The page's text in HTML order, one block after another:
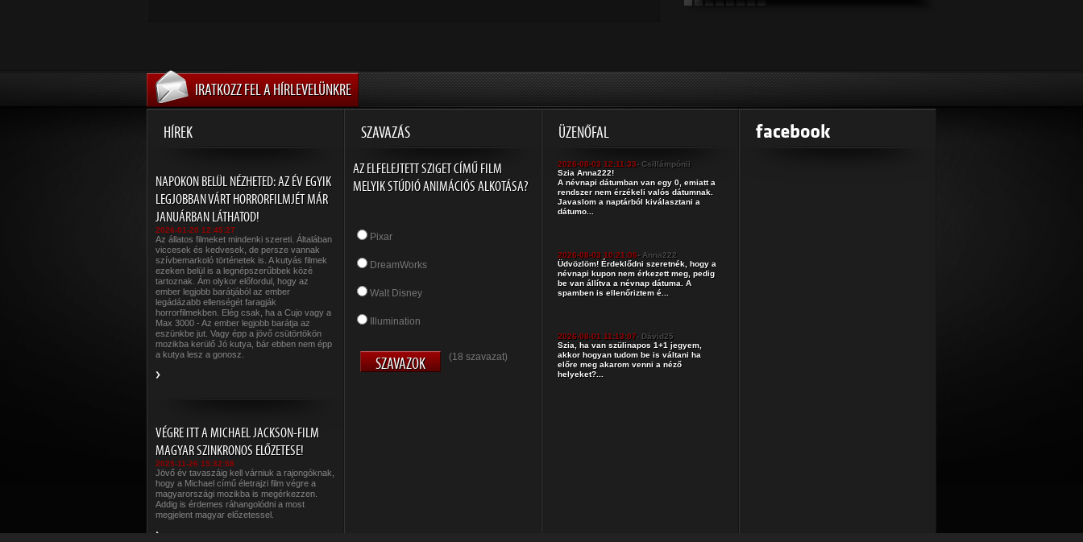
IRATKOZZ FEL A HÍRLEVELÜNKRE
HÍREK SZAVAZÁS ÜZENŐFAL
NAPOKON BELÜL NÉZHETED: AZ ÉV EGYIK
LEGJOBBAN VÁRT HORRORFILMJÉT MÁR
JANUÁRBAN LÁTHATOD!
2026-01-20 12:45:27
Az állatos filmeket mindenki szereti. Általában
viccesek és kedvesek, de persze vannak
szívbemarkoló történetek is. A kutyás filmek
ezeken belül is a legnépszerűbbek közé
tartoznak. Ám olykor előfordul, hogy az
ember legjobb barátjából az ember
legádázabb ellenségét faragják
horrorfilmekben. Elég csak, ha a Cujo vagy a
Max 3000 - Az ember legjobb barátja az
eszünkbe jut. Vagy épp a jövő csütörtökön
mozikba kerülő Jó kutya, bár ebben nem épp
a kutya lesz a gonosz.
VÉGRE ITT A MICHAEL JACKSON-FILM
MAGYAR SZINKRONOS ELŐZETESE!
2025-11-26 15:32:58
Jövő év tavaszáig kell várniuk a rajongóknak,
hogy a Michael című életrajzi film végre a
magyarországi mozikba is megérkezzen.
Addig is érdemes ráhangolódni a most
megjelent magyar előzetessel.
AZ ELFELEJTETT SZIGET CÍMŰ FILM
MELYIK STÚDIÓ ANIMÁCIÓS ALKOTÁSA?
Pixar
DreamWorks
Walt Disney
Illumination
(18 szavazat)
2026-08-03 12:11:33- Csillámpónii
Szia Anna222!
A névnapi dátumban van egy 0, emiatt a
rendszer nem érzékeli valós dátumnak.
Javaslom a naptárból kiválasztani a
dátumo...
2026-08-03 10:21:06- Anna222
Üdvözlöm! Érdeklődni szeretnék, hogy a
névnapi kupon nem érkezett meg, pedig
be van állítva a névnap dátuma. A
spamben is ellenőriztem é...
2026-08-01 11:13:07- Dávid25
Szia, ha van szülinapos 1+1 jegyem,
akkor hogyan tudom be is váltani ha
előre meg akarom venni a néző
helyeket?...